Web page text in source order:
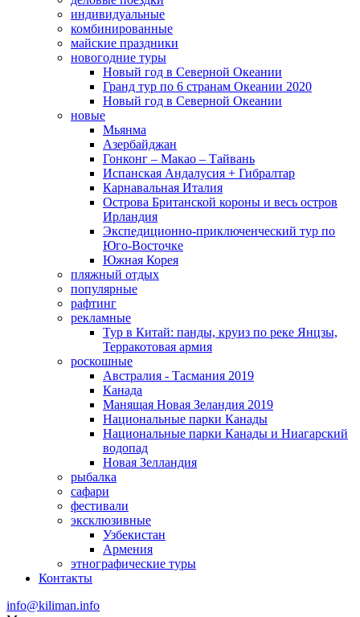
индивидуальные
комбинированные
майские праздники
новогодние туры
Новый год в Северной Океании
Гранд тур по 6 странам Океании 2020
Новый год в Северной Океании
новые
Мьянма
Азербайджан
Гонконг – Макао – Тайвань
Испанская Андалусия + Гибралтар
Карнавальная Италия
Острова Британской короны и весь остров
Ирландия
Экспедиционно-приключенческий тур по
Юго-Восточке
Южная Корея
пляжный отдых
популярные
рафтинг
рекламные
Тур в Китай: панды, круиз по реке Янцзы,
Терракотовая армия
роскошные
Австралия - Тасмания 2019
Канада
Манящая Новая Зеландия 2019
Национальные парки Канады
Национальные парки Канады и Ниагарский
водопад
Новая Зелландия
рыбалка
сафари
фестивали
эксклюзивные
Узбекистан
Армения
этнографические туры
Контакты
info@kiliman.info